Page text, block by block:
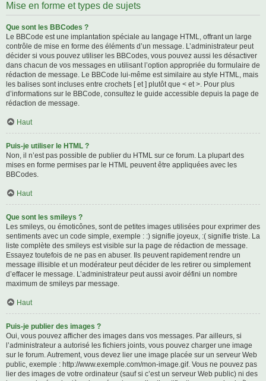
Mise en forme et types de sujets
Que sont les BBCodes ?
Le BBCode est une implantation spéciale au langage HTML, offrant un large
contrôle de mise en forme des éléments d’un message. L’administrateur peut
décider si vous pouvez utiliser les BBCodes, vous pouvez aussi les désactiver
dans chacun de vos messages en utilisant l’option appropriée du formulaire de
rédaction de message. Le BBCode lui-même est similaire au style HTML, mais
les balises sont incluses entre crochets [ et ] plutôt que < et >. Pour plus
d’informations sur le BBCode, consultez le guide accessible depuis la page de
rédaction de message.
Haut
Puis-je utiliser le HTML ?
Non, il n’est pas possible de publier du HTML sur ce forum. La plupart des
mises en forme permises par le HTML peuvent être appliquées avec les
BBCodes.
Haut
Que sont les smileys ?
Les smileys, ou émoticônes, sont de petites images utilisées pour exprimer des
sentiments avec un code simple, exemple : :) signifie joyeux, :( signifie triste. La
liste complète des smileys est visible sur la page de rédaction de message.
Essayez toutefois de ne pas en abuser. Ils peuvent rapidement rendre un
message illisible et un modérateur peut décider de les retirer ou simplement
d’effacer le message. L’administrateur peut aussi avoir défini un nombre
maximum de smileys par message.
Haut
Puis-je publier des images ?
Oui, vous pouvez afficher des images dans vos messages. Par ailleurs, si
l’administrateur a autorisé les fichiers joints, vous pouvez charger une image
sur le forum. Autrement, vous devez lier une image placée sur un serveur Web
public, exemple : http://www.exemple.com/mon-image.gif. Vous ne pouvez pas
lier des images de votre ordinateur (sauf si c’est un serveur Web public) ni des